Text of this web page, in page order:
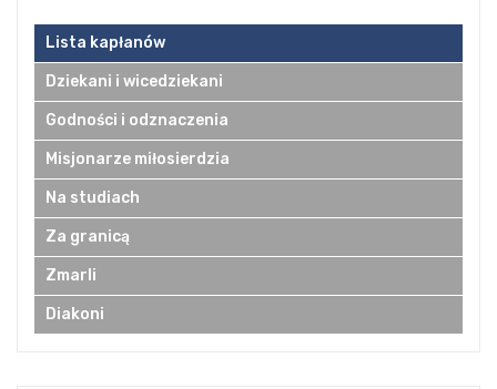
Lista kapłanów
Dziekani i wicedziekani
Godności i odznaczenia
Misjonarze miłosierdzia
Na studiach
Za granicą
Zmarli
Diakoni